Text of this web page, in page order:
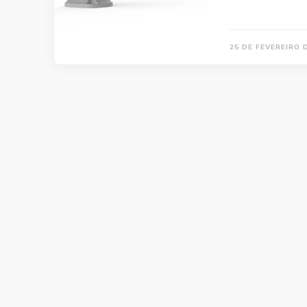
25 DE FEVEREIRO